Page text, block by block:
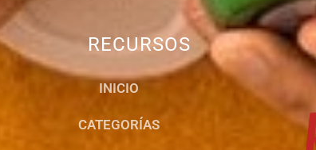
RECURSOS
INICIO
CATEGORÍAS